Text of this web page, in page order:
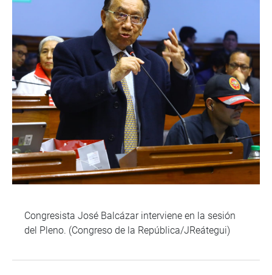
Congresista José Balcázar interviene en la sesión
del Pleno. (Congreso de la República/JReátegui)